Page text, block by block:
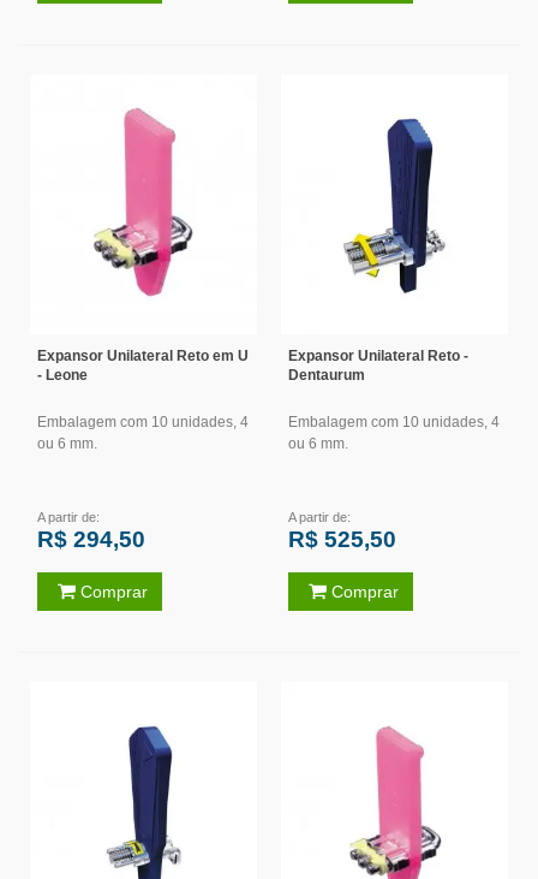
Expansor Unilateral Reto em U
- Leone
Embalagem com 10 unidades, 4
ou 6 mm.
A partir de:
R$ 294,50
Comprar
Expansor Unilateral Reto -
Dentaurum
Embalagem com 10 unidades, 4
ou 6 mm.
A partir de:
R$ 525,50
Comprar